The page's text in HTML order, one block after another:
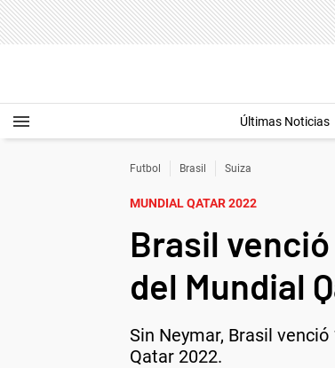
Últimas Noticias
Futbol Brasil Suiza
MUNDIAL QATAR 2022
Brasil
del Mundial
Sin Neymar, Brasil
Qatar 2022.